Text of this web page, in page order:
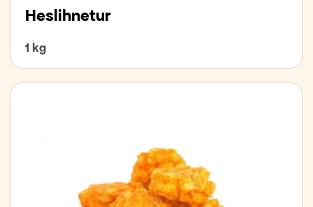
Heslihnetur
1 kg